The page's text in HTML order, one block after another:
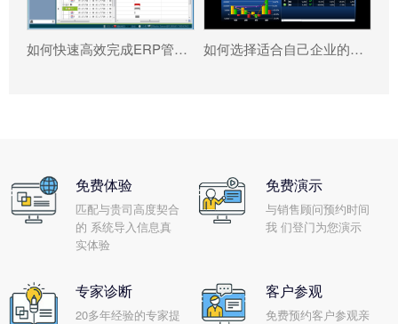
如何快速高效完成ERP管理系统配置? 如何选择适合自己企业的ERP软件?
免费体验
匹配与贵司高度契合
的 系统导入信息真
实体验
免费演示
与销售顾问预约时间
我 们登门为您演示
专家诊断
20多年经验的专家提
客户参观
免费预约客户参观亲